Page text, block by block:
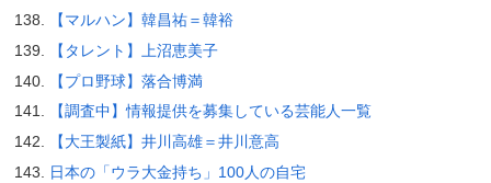
【マルハン】韓昌祐＝韓裕
【タレント】上沼恵美子
【プロ野球】落合博満
【調査中】情報提供を募集している芸能人一覧
【大王製紙】井川高雄＝井川意高
日本の「ウラ大金持ち」100人の自宅